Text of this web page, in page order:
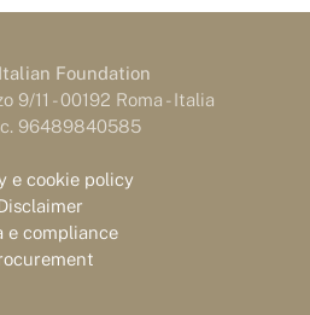
Foundation
9/11 - 00192 Roma - Italia
96489840585
e cookie policy
e compliance